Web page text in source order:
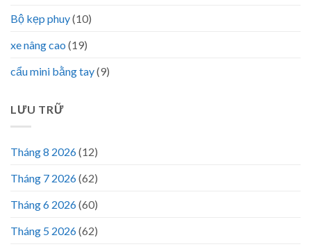
Bộ kẹp phuy(10)
xe nâng cao (19)
cẩu mini bằng tay(9)
LƯU TRỮ
Tháng 8 2026(12)
Tháng 7 2026(62)
Tháng 6 2026(60)
Tháng 5 2026(62)